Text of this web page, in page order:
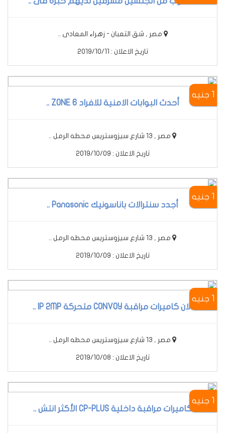
مصر , شق التعبان - زهراء المعادى ..
تاريخ الاعلان : 2019/10/11
1 جنيه
أحدث البوابات الامنية للافراد 6 ZONE ..
مصر , 13 شارع سيزوستريس محطه الرمل ..
تاريخ الاعلان : 2019/10/09
1 جنيه
أجدد سنترالات باناسونيك Panasonic ..
مصر , 13 شارع سيزوستريس محطه الرمل ..
تاريخ الاعلان : 2019/10/09
1 جنيه
الان كاميرات مراقبة CONVOY متحركة IP 2MP ..
مصر , 13 شارع سيزوستريس محطه الرمل ..
تاريخ الاعلان : 2019/10/08
1 جنيه
كاميرات مراقبة داخلية CP-PLUS الأكثر انتش ..